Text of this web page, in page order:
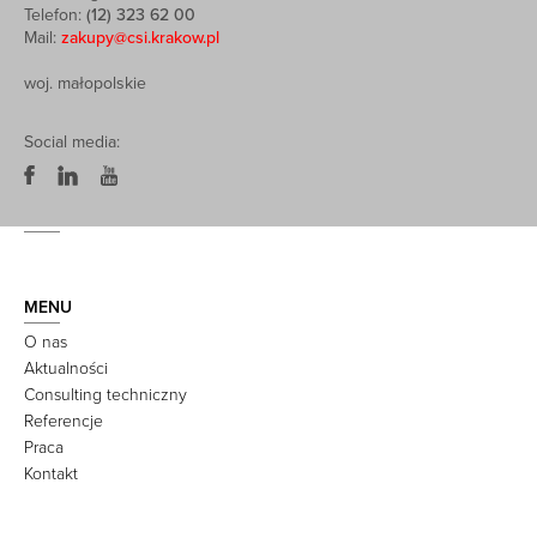
Telefon: (12) 323 62 00
Mail: zakupy@csi.krakow.pl
woj. małopolskie
Social media:
MENU
O nas
Aktualności
Consulting techniczny
Referencje
Praca
Kontakt